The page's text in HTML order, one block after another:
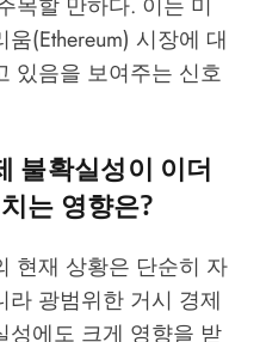
(Ethereum) 시장에 대
있음을 보여주는 신호
불확실성이 이더
는 영향은?
현재 상황은 단순히 자
광범위한 거시 경제
성에도 크게 영향을 받